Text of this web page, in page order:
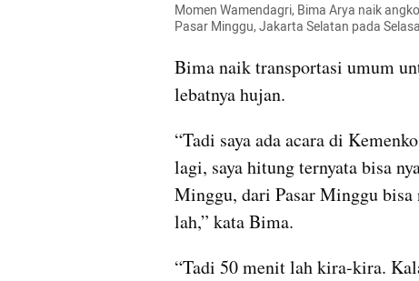
Momen Wamendagri, Bima Arya naik
Pasar Minggu, Jakarta Selatan pada
Bima naik transportasi umum
lebatnya hujan.
“Tadi saya ada acara di
lagi, saya hitung ternyata bisa
Minggu, dari Pasar Minggu
lah,” kata Bima.
“Tadi 50 menit lah kira-kira.